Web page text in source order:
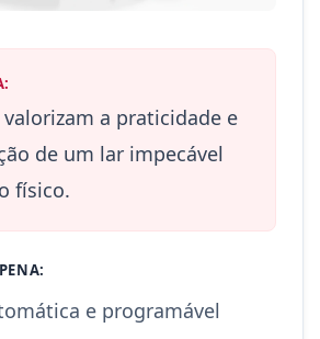
a praticidade e
de um lar impecável
físico.
e programável